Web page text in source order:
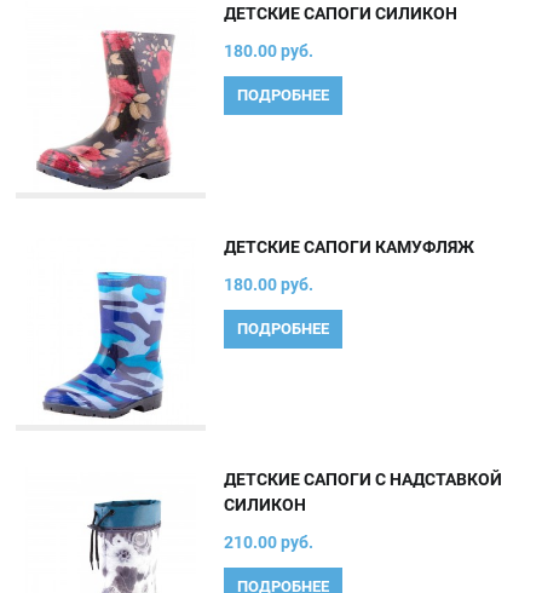
ДЕТСКИЕ САПОГИ СИЛИКОН
180.00 руб.
ПОДРОБНЕЕ
ДЕТСКИЕ САПОГИ КАМУФЛЯЖ
180.00 руб.
ПОДРОБНЕЕ
ДЕТСКИЕ САПОГИ С НАДСТАВКОЙ
СИЛИКОН
210.00 руб.
ПОДРОБНЕЕ